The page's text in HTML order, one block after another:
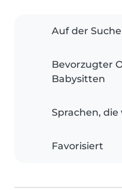
Auf der
Bevorzugter
Babysitten
Sprachen,
Favorisiert